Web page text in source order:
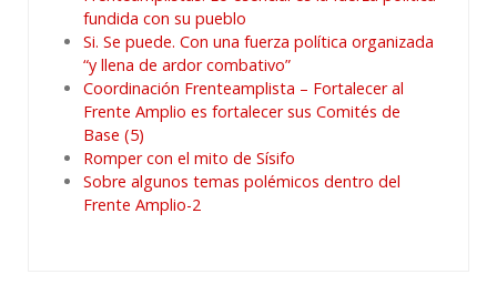
fundida con su pueblo
Si. Se puede. Con una fuerza política organizada
“y llena de ardor combativo”
Coordinación Frenteamplista – Fortalecer al
Frente Amplio es fortalecer sus Comités de
Base (5)
Romper con el mito de Sísifo
Sobre algunos temas polémicos dentro del
Frente Amplio-2